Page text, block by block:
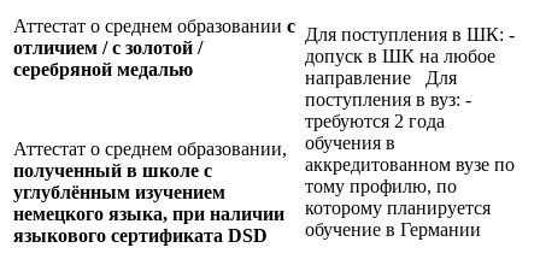
Аттестат о среднем образовании с
отличием / с золотой /
серебряной медалью
Для поступления в ШК: -
допуск в ШК на любое
направление Для
поступления в вуз: -
требуются 2 года
обучения в
аккредитованном вузе по
тому профилю, по
которому планируется
обучение в Германии
Аттестат о среднем образовании,
полученный в школе с
углублённым изучением
немецкого языка, при наличии
языкового сертификата DSD